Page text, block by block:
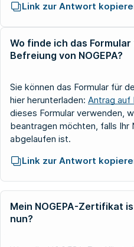
Link zur Antwort
Wo finde ich das
Befreiung von NOGEPA?
Sie können das Formular für
hier herunterladen: Antrag auf
dieses Formular verwenden,
beantragen möchten, falls Ihr
abgelaufen ist.
Link zur Antwort
Mein NOGEPA-Zertifikat
nun?